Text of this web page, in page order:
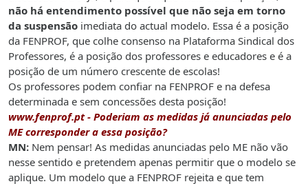
não há entendimento possível que não seja em torno
da suspensão imediata do actual modelo. Essa é a posição
da FENPROF, que colhe consenso na Plataforma Sindical dos
Professores, é a posição dos professores e educadores e é a
posição de um número crescente de escolas!
Os professores podem confiar na FENPROF e na defesa
determinada e sem concessões desta posição!
www.fenprof.pt- Poderiam as medidas já anunciadas pelo
ME corresponder a essa posição?
MN: Nem pensar! As medidas anunciadas pelo ME não vão
nesse sentido e pretendem apenas permitir que o modelo se
aplique. Um modelo que a FENPROF rejeita e que tem